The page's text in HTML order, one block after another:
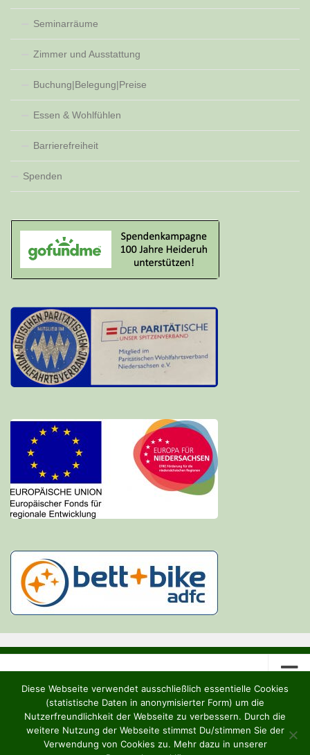
Seminarräume
Zimmer und Ausstattung
Buchung|Belegung|Preise
Essen & Wohlfühlen
Barrierefreiheit
Spenden
Heideruh e.V. © 2026. Alle Rechte vorbehalten.
Diese Webseite verwendet ausschließlich essentielle Cookies
(statistische Daten in anonymisierter Form) um die
Nutzerfreundlichkeit der Webseite zu verbessern. Durch die
weitere Nutzung der Webseite stimmst Du/stimmen Sie der
Verwendung von Cookies zu. Mehr dazu in unserer